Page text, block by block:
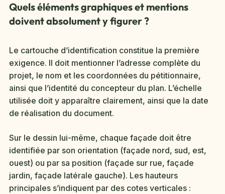
Quels éléments graphiques et mentions
doivent absolument y figurer ?
Le cartouche d’identification constitue la première
exigence. Il doit mentionner l’adresse complète du
projet, le nom et les coordonnées du pétitionnaire,
ainsi que l’identité du concepteur du plan. L’échelle
utilisée doit y apparaître clairement, ainsi que la date
de réalisation du document.
Sur le dessin lui-même, chaque façade doit être
identifiée par son orientation (façade nord, sud, est,
ouest) ou par sa position (façade sur rue, façade
jardin, façade latérale gauche). Les hauteurs
principales s’indiquent par des cotes verticales :